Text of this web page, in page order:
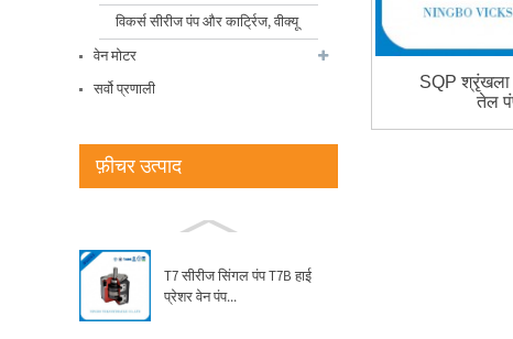
विकर्स सीरीज पंप और कार्ट्रिज, वीक्यू
वेन मोटर
सर्वो प्रणाली
फ़ीचर उत्पादVQ सीरीज कार्ट्रिज विकर्स
T7 सीरीज सिंगल पंप T7B हाई
प्रेशर वेन पंप...
SQP श्रृंखला
तेल